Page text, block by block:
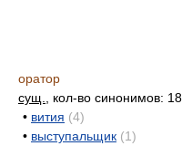
оратор
сущ.
, кол-во синонимов: 18
• вития (4)
• выступальщик (1)